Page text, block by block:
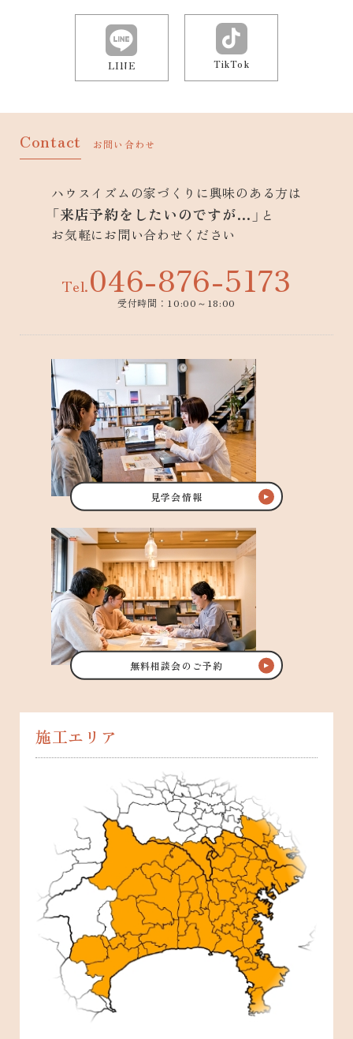
LINE TikTok
Contact お問い合わせ
ハウスイズムの家づくりに興味のある方は
「来店予約をしたいのですが…」 と
お気軽にお問い合わせください
Tel.046-876-5173
受付時間：10:00～18:00
見学会情報
無料相談会のご予約
施工エリア